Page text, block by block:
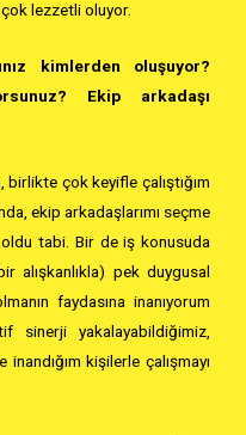
lezzetli oluyor.
kimlerden oluşuyor?
Ekip arkadaşı
çok keyifle çalıştığım
ekip arkadaşlarımı seçme
oldu tabi. Bir de iş konusuda
alışkanlıkla) pek duygusal
faydasına inanıyorum
sinerji yakalayabildiğimiz,
kişilerle çalışmayı